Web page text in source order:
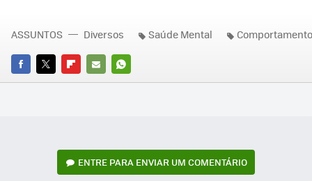
FACEBOOK
TWITTERFLIPBOARD
E-
WHATSAPP
ASSUNTOS Diversos Saúde Mental Comportamento
ENTRE PARA ENVIAR UM COMENTÁRIO